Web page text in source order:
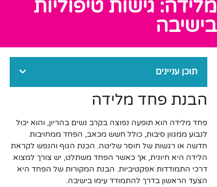
מלידה: גישות טיפוליות
בישיבה
תוכן עניינים
הבנת פחד מלידה
פחד מלידה הוא תופעה נפוצה בקרב נשים בהריון, והוא יכול
לנבוע ממגוון סיבות, כולל חשש מכאב, הפחד ממחויבות
חדשה או רגשות של חוסר שליטה. הכנת הגוף והנפש לקראת
הלידה היא חיונית, אך כאשר הפחד משתלט, יש צורך למצוא
דרכי התמודדות אפקטיביות. הבנת המקורות של הפחד היא
הצעד הראשון בדרך להתמודד עימו בישיבה.